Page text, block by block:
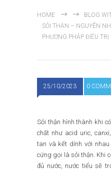
HOME
BLOG
SỎI THẬN – NGUYÊN
PHƯƠNG PHÁP ĐIỀU TRỊ
25/10/2023 0
Sỏi thận hình thành khi
chất như acid uric,
tan và kết dính với
cứng gọi là sỏi thận. Khi
đủ nước, nước tiểu sẽ